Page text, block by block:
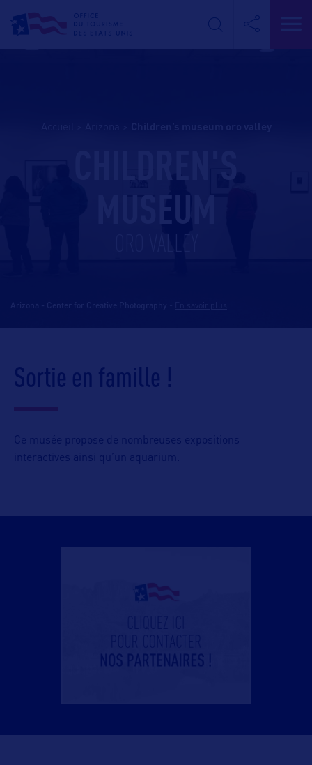
MUSEUM
ORO VALLEY
Sortie en famille !
Ce musée propose de nombreuses expositions
interactives ainsi qu’un aquarium.